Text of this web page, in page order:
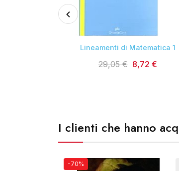

Lineamenti di Matematica 1
29,05 € 8,72 €
I clienti che hanno
-70%